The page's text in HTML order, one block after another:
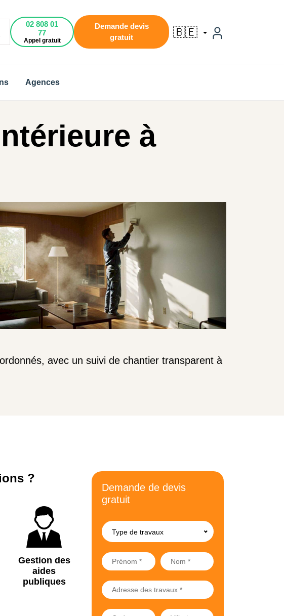
02 808 01
77
Appel gratuit
Demande devis
gratuit
🇧🇪
Agences
à
avec un suivi de chantier transparent à
?
Gestion des
aides
publiques
Demande de devis
gratuit
Type de travaux